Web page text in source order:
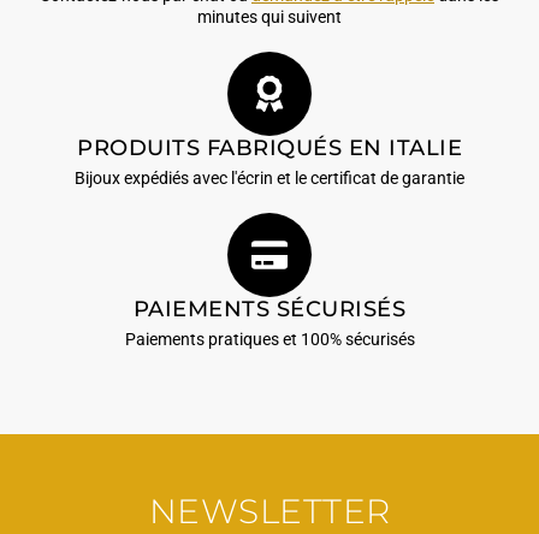
minutes qui suivent
PRODUITS FABRIQUÉS EN ITALIE
Bijoux expédiés avec l'écrin et le certificat de garantie
PAIEMENTS SÉCURISÉS
Paiements pratiques et 100% sécurisés
NEWSLETTER